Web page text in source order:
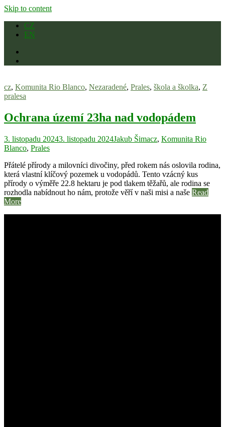
Skip to content
CZ
EN
cz, Komunita Rio Blanco, Nezaradené, Prales, škola a školka, Z
pralesa
Ochrana území 23ha nad vodopádem
3. listopadu 20243. listopadu 2024Jakub Šimacz, Komunita Rio
Blanco, Prales
Přátelé přírody a milovníci divočiny, před rokem nás oslovila rodina,
která vlastní klíčový pozemek u vodopádů. Tento vzácný kus
přírody o výměře 22.8 hektaru je pod tlakem těžařů, ale rodina se
rozhodla nabídnout ho nám, protože věří v naši misi a naše Read
More